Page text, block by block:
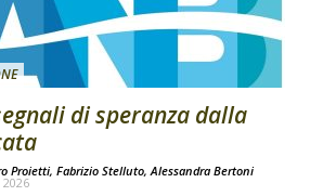
di speranza dalla
Proietti, Fabrizio Stelluto, Alessandra Bertoni